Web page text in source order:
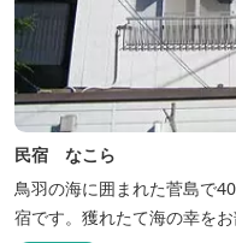
民宿 なこら
鳥羽の海に囲まれた菅島で
宿です。獲れたて海の幸を